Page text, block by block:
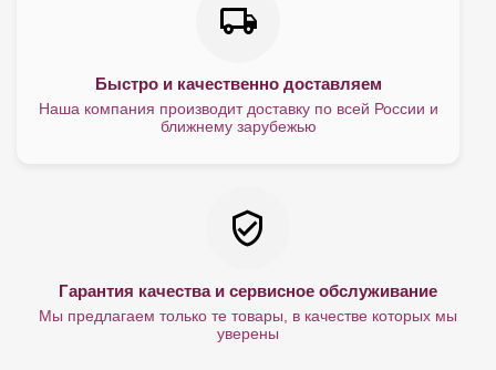
Быстро и качественно доставляем
Наша компания производит доставку по всей России и
ближнему зарубежью
Гарантия качества и сервисное обслуживание
Мы предлагаем только те товары, в качестве которых мы
уверены